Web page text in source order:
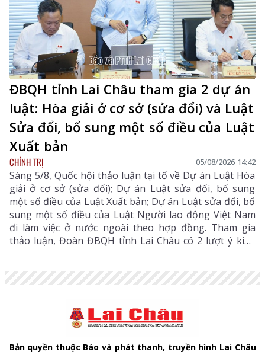
ĐBQH tỉnh Lai Châu tham gia 2 dự án
luật: Hòa giải ở cơ sở (sửa đổi) và Luật
Sửa đổi, bổ sung một số điều của Luật
Xuất bản
CHÍNH TRỊ 05/08/2026 14:42
Sáng 5/8, Quốc hội thảo luận tại tổ về Dự án Luật Hòa
giải ở cơ sở (sửa đổi); Dự án Luật sửa đổi, bổ sung
một số điều của Luật Xuất bản; Dự án Luật sửa đổi, bổ
sung một số điều của Luật Người lao động Việt Nam
đi làm việc ở nước ngoài theo hợp đồng. Tham gia
thảo luận, Đoàn ĐBQH tỉnh Lai Châu có 2 lượt ý kiến
Bản quyền thuộc Báo và phát thanh, truyền hình Lai Châu